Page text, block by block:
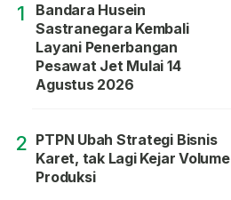
1
Bandara Husein
Sastranegara Kembali
Layani Penerbangan
Pesawat Jet Mulai 14
Agustus 2026
2 PTPN Ubah Strategi Bisnis
Karet, tak Lagi Kejar Volume
Produksi